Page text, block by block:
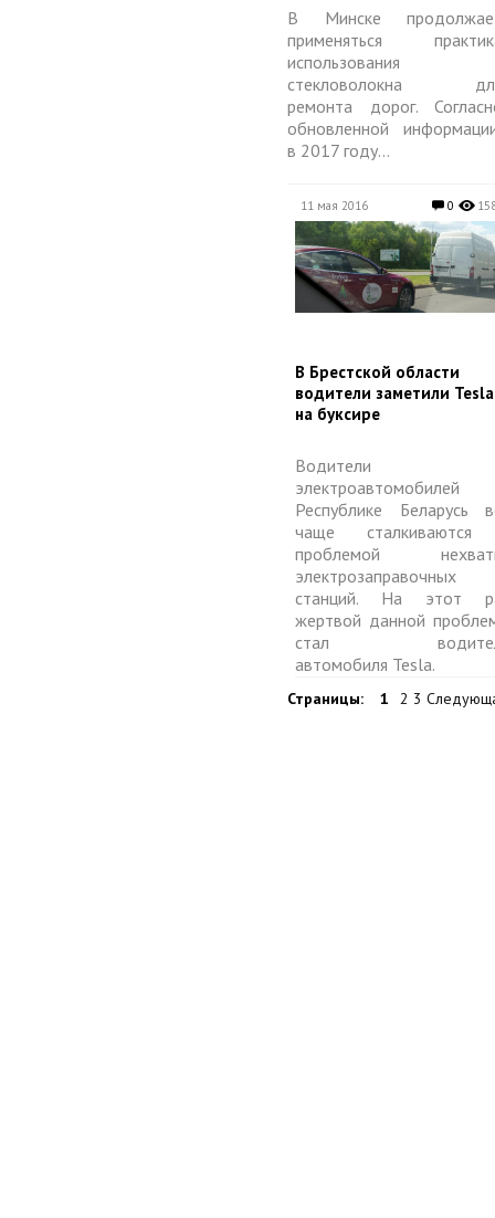
В Минске
применяться
использования
стекловолокна
ремонта дорог.
обновленной
в 2017 году...
11 мая 2016 0
​В Брестской области
водители заметили Tesla
на буксире
Водители
Республике Беларусь
чаще
проблемой
электрозаправочных
станций. На этот
жертвой данной
стал
автомобиля Tesla.
Страницы: 1 2 3